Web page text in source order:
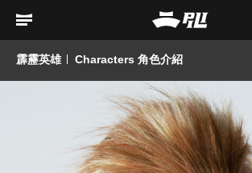
霹靂英雄 Characters 角色介紹